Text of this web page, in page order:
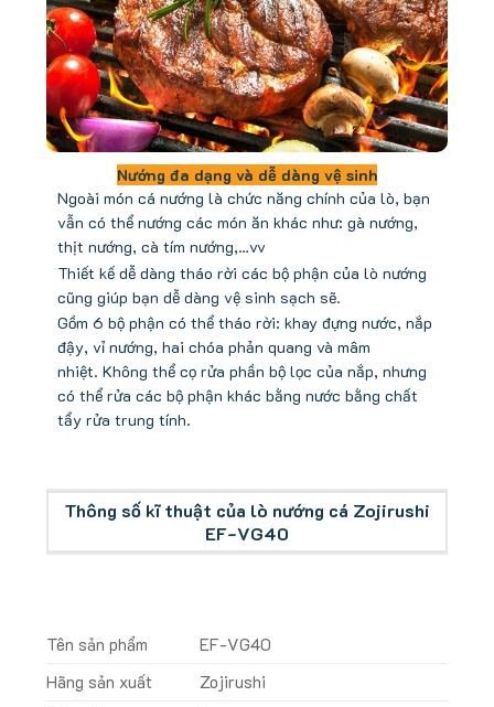
Nướng đa dạng và dễ dàng vệ sinh
Ngoài món cá nướng là chức năng chính của lò, bạn
vẫn có thể nướng các món ăn khác như: gà nướng,
thịt nướng, cà tím nướng,…vv
Thiết kế dễ dàng tháo rời các bộ phận của lò nướng
cũng giúp bạn dễ dàng vệ sinh sạch sẽ.
Gồm 6 bộ phận có thể tháo rời: khay đựng nước, nắp
đậy, vỉ nướng, hai chóa phản quang và mâm
nhiệt. Không thể cọ rửa phần bộ lọc của nắp, nhưng
có thể rửa các bộ phận khác bằng nước bằng chất
tẩy rửa trung tính.
Thông số kĩ thuật của lò nướng cá Zojirushi
EF-VG40
Tên sản phẩm
EF-VG40
Hãng sản xuất
Zojirushi